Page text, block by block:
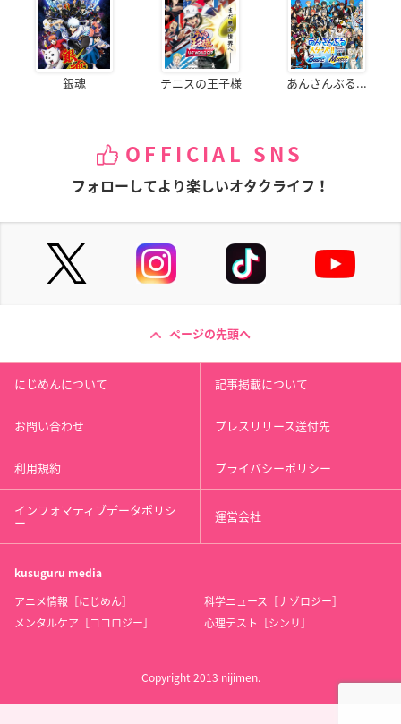
銀魂 テニスの王子様 あんさんぶる...
OFFICIAL SNS
フォローしてより楽しいオタクライフ！
ページの先頭へ
にじめんについて 記事掲載について
お問い合わせ プレスリリース送付先
利用規約 プライバシーポリシー
インフォマティブデータポリシ
ー 運営会社
kusuguru media
アニメ情報［にじめん］
科学ニュース［ナゾロジー］
メンタルケア［ココロジー］
心理テスト［シンリ］
Copyright 2013 nijimen.